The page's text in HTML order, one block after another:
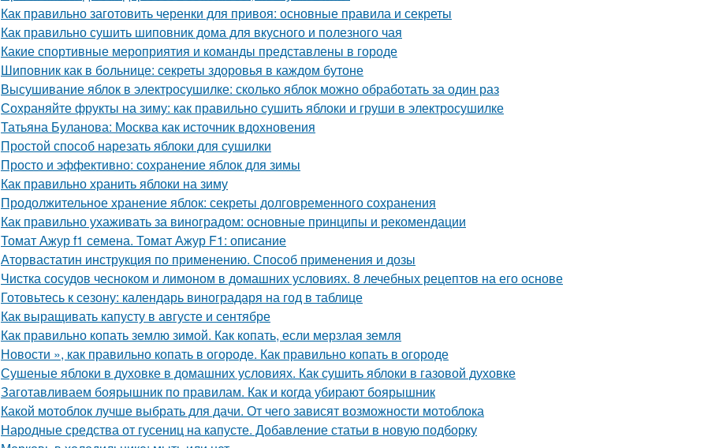
Как правильно заготовить черенки для привоя: основные правила и секреты
Как правильно сушить шиповник дома для вкусного и полезного чая
Какие спортивные мероприятия и команды представлены в городе
Шиповник как в больнице: секреты здоровья в каждом бутоне
Высушивание яблок в электросушилке: сколько яблок можно обработать за один раз
Сохраняйте фрукты на зиму: как правильно сушить яблоки и груши в электросушилке
Татьяна Буланова: Москва как источник вдохновения
Простой способ нарезать яблоки для сушилки
Просто и эффективно: сохранение яблок для зимы
Как правильно хранить яблоки на зиму
Продолжительное хранение яблок: секреты долговременного сохранения
Как правильно ухаживать за виноградом: основные принципы и рекомендации
Томат Ажур f1 семена. Томат Ажур F1: описание
Аторвастатин инструкция по применению. Способ применения и дозы
Чистка сосудов чесноком и лимоном в домашних условиях. 8 лечебных рецептов на его основе
Готовьтесь к сезону: календарь виноградаря на год в таблице
Как выращивать капусту в августе и сентябре
Как правильно копать землю зимой. Как копать, если мерзлая земля
Новости », как правильно копать в огороде. Как правильно копать в огороде
Сушеные яблоки в духовке в домашних условиях. Как сушить яблоки в газовой духовке
Заготавливаем боярышник по правилам. Как и когда убирают боярышник
Какой мотоблок лучше выбрать для дачи. От чего зависят возможности мотоблока
Народные средства от гусениц на капусте. Добавление статьи в новую подборку